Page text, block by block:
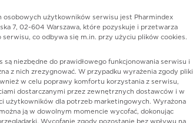
Pharmindex
lider wiedzy o lekach
osobowych użytkowników serwisu jest Pharmindex
7, 02-604 Warszawa, które pozyskuje i przetwarza
co odbywa się m.in. przy użyciu plików cookies.
są niezbędne do prawidłowego funkcjonowania serwisu i
z nich zrezygnować. W przypadku wyrażenia zgody pliki
w celu poprawy komfortu korzystania z serwisu,
dostarczanymi przez zewnętrznych dostawców i w
użytkowników dla potrzeb marketingowych. Wyrażona
ją w dowolnym momencie wycofać, dokonując
Wycofanie zgody pozostanie bez wpływu na